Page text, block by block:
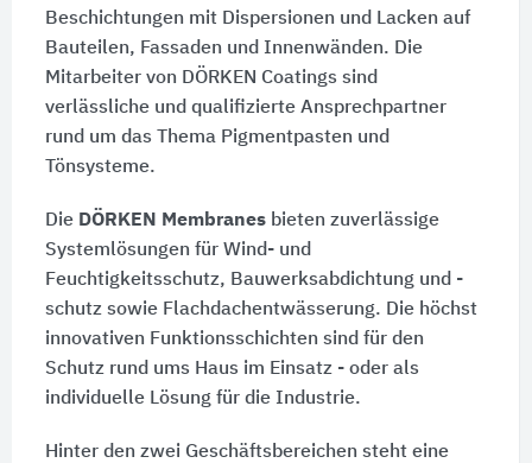
Beschichtungen mit Dispersionen und Lacken auf
Bauteilen, Fassaden und Innenwänden. Die
Mitarbeiter von DÖRKEN Coatings sind
verlässliche und qualifizierte Ansprechpartner
rund um das Thema Pigmentpasten und
Tönsysteme.
Die DÖRKEN Membranesbieten zuverlässige
Systemlösungen für Wind- und
Feuchtigkeitsschutz, Bauwerksabdichtung und -
schutz sowie Flachdachentwässerung. Die höchst
innovativen Funktionsschichten sind für den
Schutz rund ums Haus im Einsatz - oder als
individuelle Lösung für die Industrie.
Hinter den zwei Geschäftsbereichen steht eine